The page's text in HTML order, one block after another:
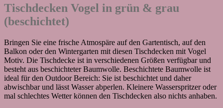
Tischdecken Vogel in grün & grau
(beschichtet)
Bringen Sie eine frische Atmospäre auf den Gartentisch, auf den
Balkon oder den Wintergarten mit diesen Tischdecken mit Vogel
Motiv. Die Tischdecke ist in verschiedenen Größen verfügbar und
besteht aus beschichteter Baumwolle. Beschichtete Baumwolle ist
ideal für den Outdoor Bereich: Sie ist beschichtet und daher
abwischbar und lässt Wasser abperlen. Kleinere Wasserspritzer oder
mal schlechtes Wetter können den Tischdecken also nichts anhaben.